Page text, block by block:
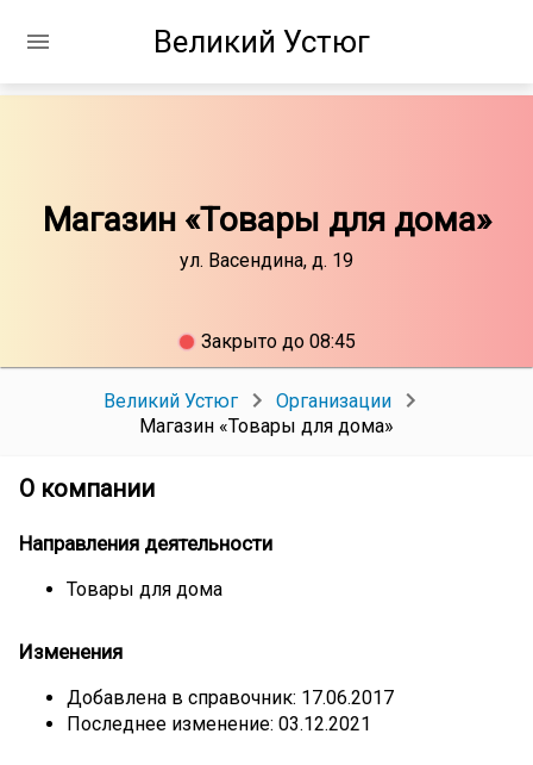
Великий Устюг
Магазин «Товары для дома»
ул. Васендина, д. 19
Закрыто до 08:45
Великий Устюг
Организации
Магазин «Товары для дома»
О компании
Направления деятельности
Товары для дома
Изменения
Добавлена в справочник: 17.06.2017
Последнее изменение: 03.12.2021